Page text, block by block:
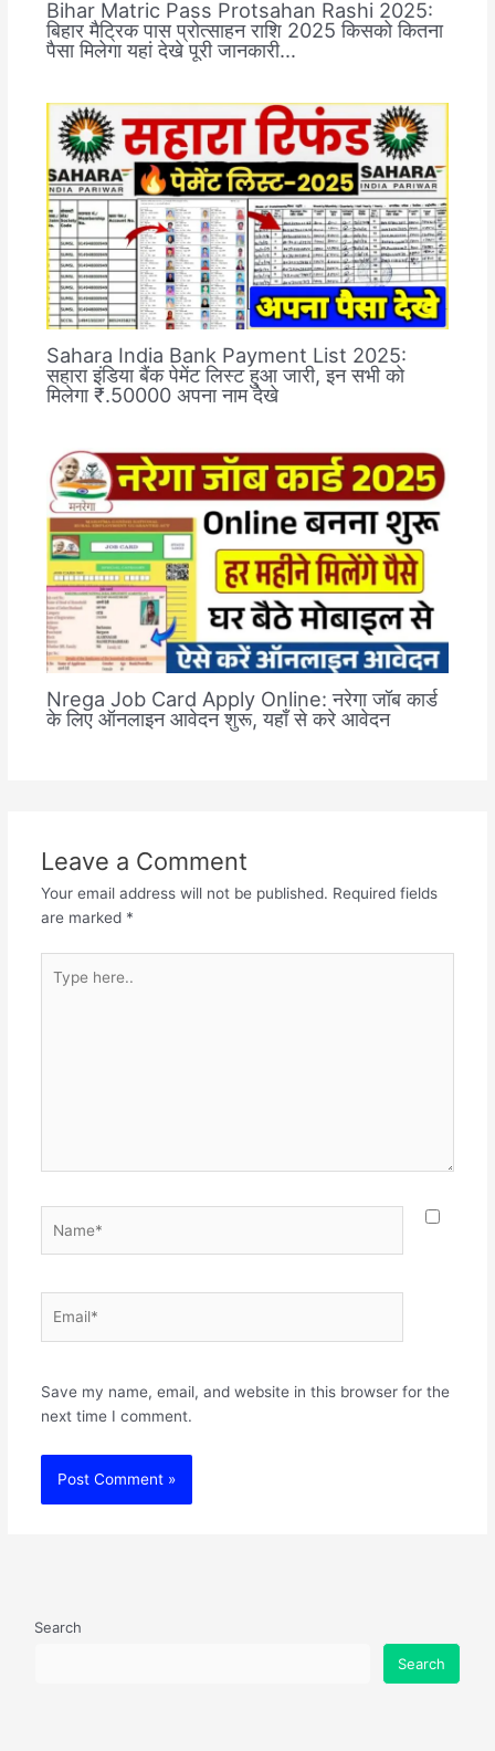
Bihar Matric Pass Protsahan Rashi 2025:
बिहार मैट्रिक पास प्रोत्साहन राशि 2025 किसको कितना
पैसा मिलेगा यहां देखे पूरी जानकारी…
Sahara India Bank Payment List 2025:
सहारा इंडिया बैंक पेमेंट लिस्ट हुआ जारी, इन सभी को
मिलेगा ₹.50000 अपना नाम देखे
Nrega Job Card Apply Online: नरेगा जॉब कार्ड
के लिए ऑनलाइन आवेदन शुरू, यहाँ से करे आवेदन
Leave a Comment
Your email address will not be published. Required fields
are marked *
here..
Save my name, email, and website in this browser for the
next time I comment.
Search
Search